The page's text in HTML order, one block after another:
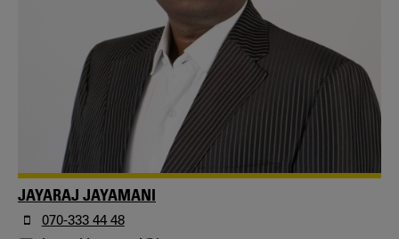
JAYARAJ JAYAMANI
070-333 44 48